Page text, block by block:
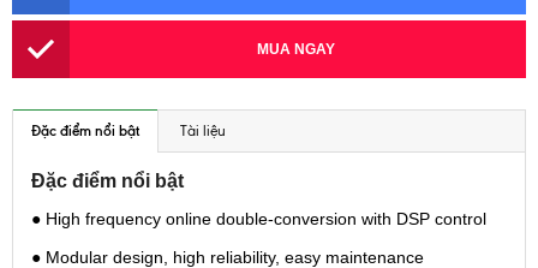
MUA NGAY
Đặc điểm nổi bật Tài liệu
Đặc điểm nổi bật
● High frequency online double-conversion with DSP control
● Modular design, high reliability, easy maintenance